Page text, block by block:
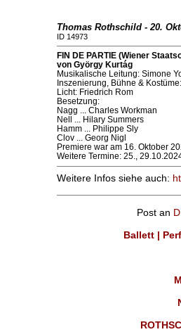
Thomas Rothschild - 20.
ID 14973
FIN DE PARTIE (Wiener
von György Kurtág
Musikalische Leitung: Simone
Inszenierung, Bühne &
Licht: Friedrich Rom
Besetzung:
Nagg ... Charles Workman
Nell ... Hilary Summers
Hamm ... Philippe Sly
Clov ... Georg Nigl
Premiere war am 16. Oktober
Weitere Termine: 25.,
Weitere Infos siehe auch:
Post an
Ballett |